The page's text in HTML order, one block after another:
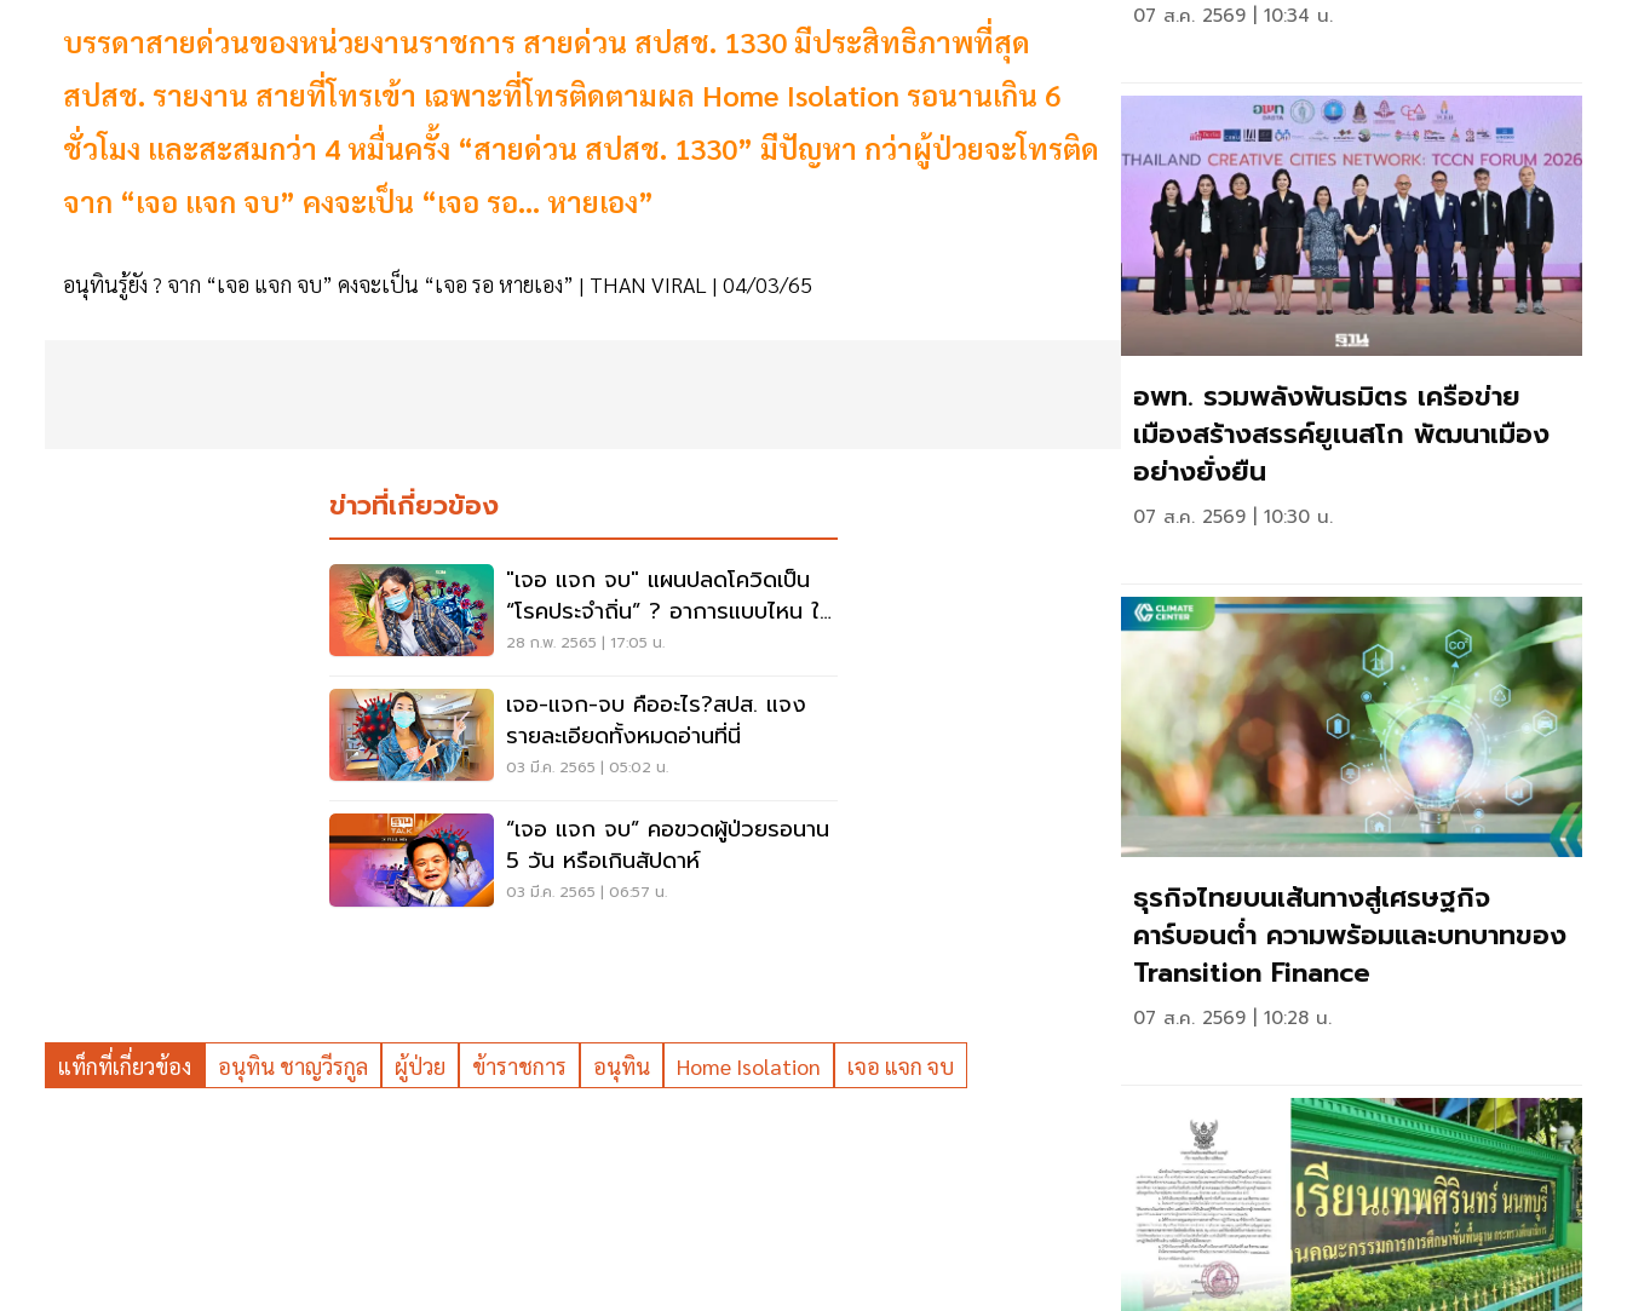
บรรดาสายด่วนของหน่วยงานราชการ สายด่วน สปสช. 1330 มีประสิทธิภาพที่สุด
สปสช. รายงาน สายที่โทรเข้า เฉพาะที่โทรติดตามผล Home Isolation รอนานเกิน 6
ชั่วโมง และสะสมกว่า 4 หมื่นครั้ง “สายด่วน สปสช. 1330” มีปัญหา กว่าผู้ป่วยจะโทรติด
จาก “เจอ แจก จบ” คงจะเป็น “เจอ รอ… หายเอง”
อนุทินรู้ยัง ? จาก “เจอ แจก จบ” คงจะเป็น “เจอ รอ หายเอง” | THAN VIRAL | 04/03/65
ข่าวที่เกี่ยวข้อง
"เจอ แจก จบ" แผนปลดโควิดเป็น
“โรคประจำถิ่น” ? อาการแบบไหน ใช้
ยารักษาสูตรอะไร
28 ก.พ. 2565 | 17:05 น.
เจอ-แจก-จบ คืออะไร?สปส. แจง
รายละเอียดทั้งหมดอ่านที่นี่
03 มี.ค. 2565 | 05:02 น.
“เจอ แจก จบ” คอขวดผู้ป่วยรอนาน
5 วัน หรือเกินสัปดาห์
03 มี.ค. 2565 | 06:57 น.
แท็กที่เกี่ยวข้อง อนุทิน ชาญวีรกูล ผู้ป่วย ข้าราชการ อนุทิน Home Isolation เจอ แจก จบ
07 ส.ค. 2569 | 10:34 น.
อพท. รวมพลังพันธมิตร เครือข่าย
เมืองสร้างสรรค์ยูเนสโก พัฒนาเมือง
อย่างยั่งยืน
07 ส.ค. 2569 | 10:30 น.
ธุรกิจไทยบนเส้นทางสู่เศรษฐกิจ
คาร์บอนตํ่า ความพร้อมและบทบาทของ
Transition Finance
07 ส.ค. 2569 | 10:28 น.